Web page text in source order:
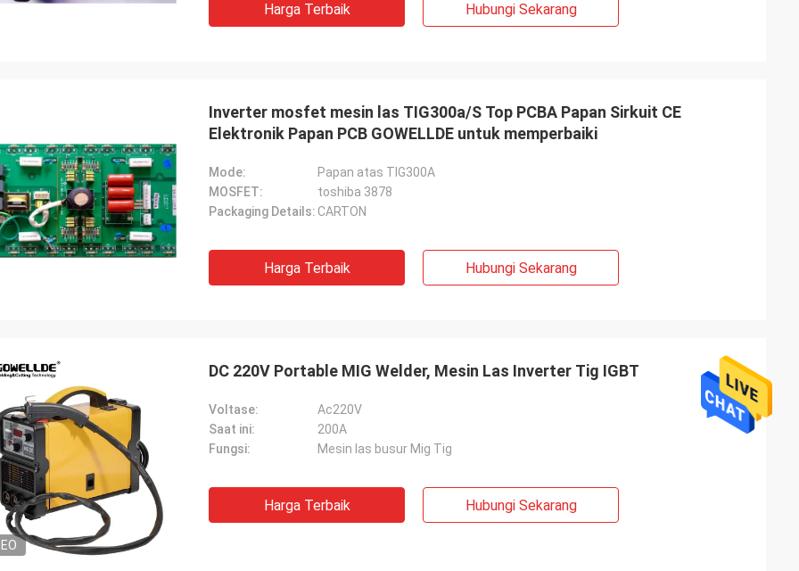
Daniel
Harga Terbaik Hubungi Sekarang
Inverter mosfet mesin las TIG300a/S Top PCBA Papan Sirkuit CE
Elektronik Papan PCB GOWELLDE untuk memperbaiki
Mode:
Papan atas TIG300A
MOSFET:
toshiba 3878
Packaging Details: CARTON
Harga Terbaik Hubungi Sekarang
DC 220V Portable MIG Welder, Mesin Las Inverter Tig IGBT
Voltase:
Ac220V
Saat ini:
200A
Fungsi:
Mesin las busur Mig Tig
Harga Terbaik Hubungi Sekarang